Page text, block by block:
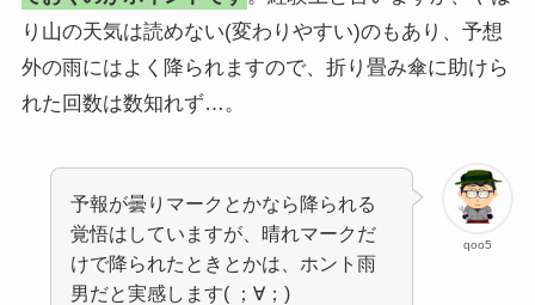
り山の天気は読めない(変わりやすい)のもあり、予想
外の雨にはよく降られますので、折り畳み傘に助けら
れた回数は数知れず…。
qoo5
予報が曇りマークとかなら降られる
覚悟はしていますが、晴れマークだ
けで降られたときとかは、ホント雨
男だと実感します( ；∀；)